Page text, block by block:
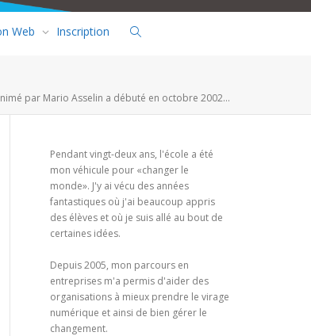
Web Inscription
par Mario Asselin a débuté en octobre 2002...
Pendant vingt-deux ans, l'école a été
mon véhicule pour «changer le
monde». J'y ai vécu des années
fantastiques où j'ai beaucoup appris
des élèves et où je suis allé au bout de
certaines idées.
Depuis 2005, mon parcours en
entreprises m'a permis d'aider des
organisations à mieux prendre le virage
numérique et ainsi de bien gérer le
changement.